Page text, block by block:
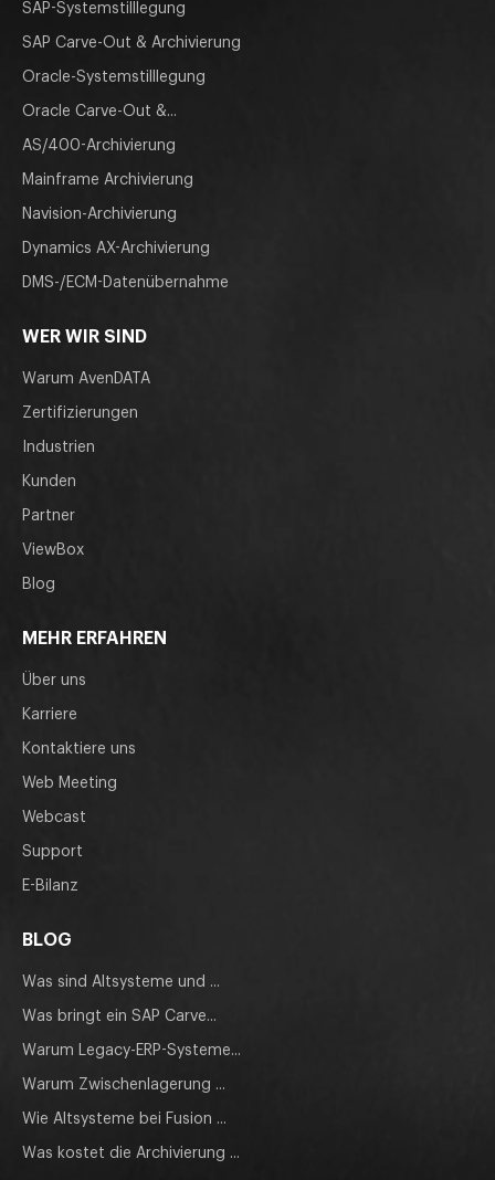
SAP-Systemstilllegung
SAP Carve-Out & Archivierung
Oracle-Systemstilllegung
Oracle Carve-Out &...
AS/400-Archivierung
Mainframe Archivierung
Navision-Archivierung
Dynamics AX-Archivierung
DMS-/ECM-Datenübernahme
WER WIR SIND
Warum AvenDATA
Zertifizierungen
Industrien
Kunden
Partner
ViewBox
Blog
MEHR ERFAHREN
Über uns
Karriere
Kontaktiere uns
Web Meeting
Webcast
Support
E-Bilanz
BLOG
Was sind Altsysteme und ...
Was bringt ein SAP Carve...
Warum Legacy-ERP-Systeme...
Warum Zwischenlagerung ...
Wie Altsysteme bei Fusion ...
Was kostet die Archivierung ...